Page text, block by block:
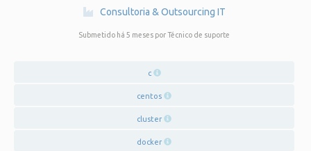
·
Consultoria & Outsourcing IT
Submetido há 5 meses por Técnico de suporte
c
centos
cluster
docker